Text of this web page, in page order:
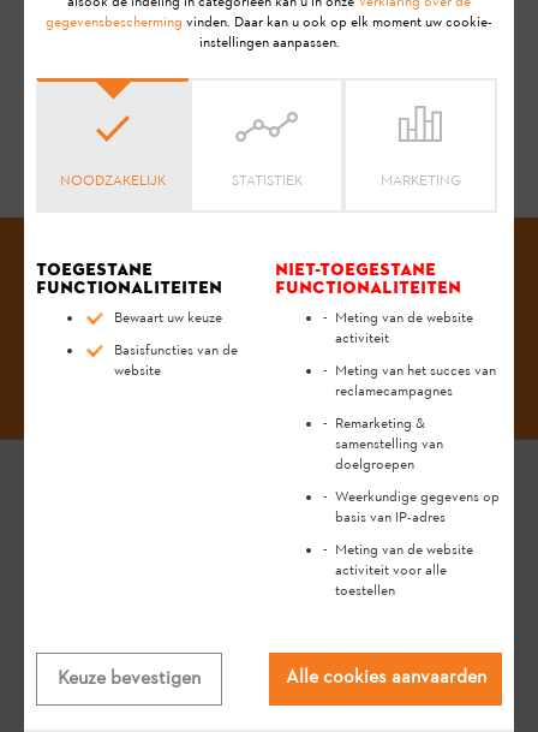
Aanwijzing:Voordat je jouw STIHL product gebruiksklaar
maakt, in gebruik neemt, reinigt, transporteert, opslaat,
gebruiksaanwijzing
gebruiksaanwijzing bevat veiligheidsinstructies en ondersteunt
je bij het veilig en milieuvriendelijk gebruik van je STIHL
#STIHL
ALGEMENE INFORMATIE
DE ONDERNEMING STIHL
Werken bij STIHL
gegevensbescherming vinden. Daar kan u ook op elk moment uw cookie-
instellingen aanpassen.
NOODZAKELIJK STATISTIEK MARKETING
Toegestane
functionaliteiten
Bewaart uw keuze
Basisfuncties van de
website
Niet-toegestane
functionaliteiten
Meting van de website
activiteit
Meting van het succes van
reclamecampagnes
Remarketing &
samenstelling van
doelgroepen
Weerkundige gegevens op
basis van IP-adres
Meting van de website
activiteit voor alle
toestellen
Keuze bevestigen Alle cookies aanvaarden